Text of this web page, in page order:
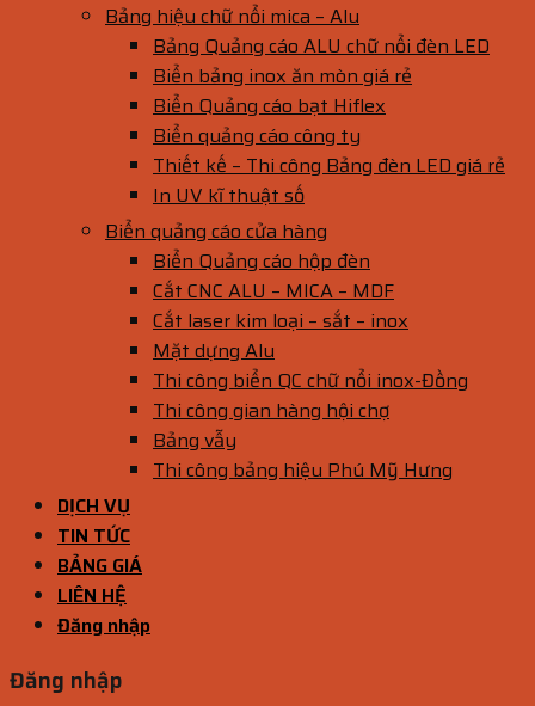
Bảng hiệu chữ nổi mica – Alu
Bảng Quảng cáo ALU chữ nổi đèn LED
Biển bảng inox ăn mòn giá rẻ
Biển Quảng cáo bạt Hiflex
Biển quảng cáo công ty
Thiết kế – Thi công Bảng đèn LED giá rẻ
In UV kĩ thuật số
Biển quảng cáo cửa hàng
Biển Quảng cáo hộp đèn
Cắt CNC ALU – MICA – MDF
Cắt laser kim loại – sắt – inox
Mặt dựng Alu
Thi công biển QC chữ nổi inox-Đồng
Thi công gian hàng hội chợ
Bảng vẫy
Thi công bảng hiệu Phú Mỹ Hưng
DỊCH VỤ
TIN TỨC
BẢNG GIÁ
LIÊN HỆ
Đăng nhập
Đăng nhập